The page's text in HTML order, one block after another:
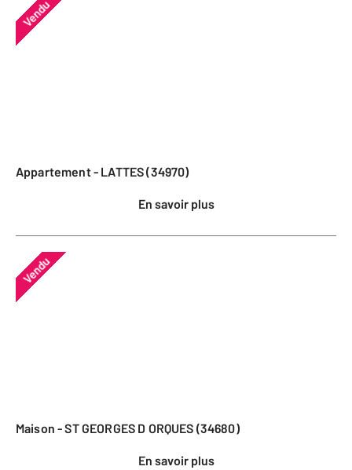
Vendu
Appartement - LATTES (34970)
En savoir plus
Vendu
Maison - ST GEORGES D ORQUES (34680)
En savoir plus